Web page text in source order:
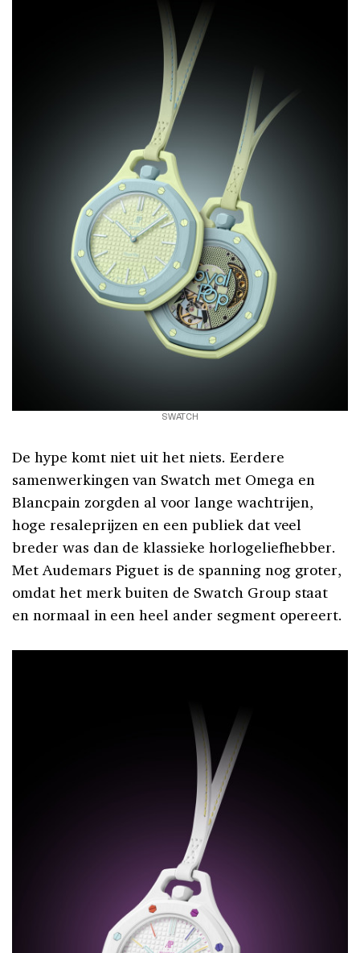
SWATCH
De hype komt niet uit het niets. Eerdere
samenwerkingen van Swatch met Omega en
Blancpain zorgden al voor lange wachtrijen,
hoge resaleprijzen en een publiek dat veel
breder was dan de klassieke horlogeliefhebber.
Met Audemars Piguet is de spanning nog groter,
omdat het merk buiten de Swatch Group staat
en normaal in een heel ander segment opereert.